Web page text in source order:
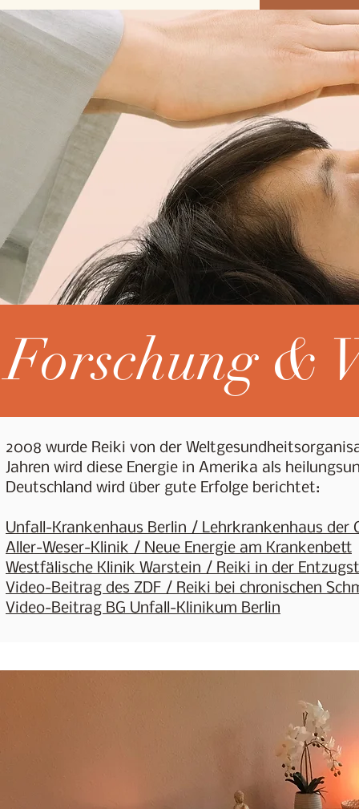
Forschung &
2008 wurde Reiki von der
Jahren wird diese Energie in Amerika als
Deutschland wird über gute Erfolge berichtet:
Unfall-Krankenhaus Berlin / Lehrkrankenhaus der
Aller-Weser-Klinik / Neue Energie am Krankenbett
Westfälische Klinik Warstein / Reiki in der
Video-Beitrag des ZDF / Reiki bei chronischen
Video-Beitrag BG Unfall-Klinikum Berlin